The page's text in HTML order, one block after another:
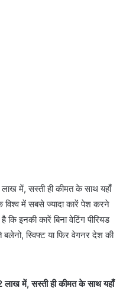
में, सस्ती ही कीमत के साथ यहाँ
विश्व में सबसे ज्यादा कारें पेश करने
कि इनकी कारें बिना वेटिंग पीरियड
बलेनो, स्विफ्ट या फिर वेगनर देश की
में, सस्ती ही कीमत के साथ यहाँ